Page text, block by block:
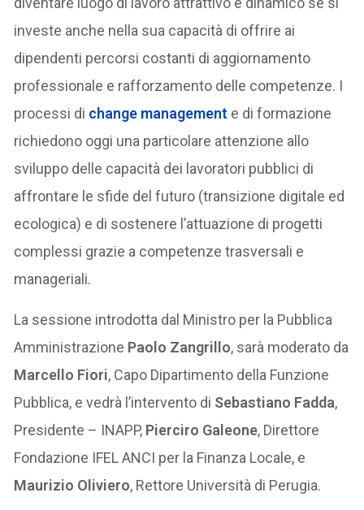
investe anche nella sua capacità di offrire ai
dipendenti percorsi costanti di aggiornamento
professionale e rafforzamento delle competenze. I
processi di change management e di formazione
richiedono oggi una particolare attenzione allo
sviluppo delle capacità dei lavoratori pubblici di
affrontare le sfide del futuro (transizione digitale ed
ecologica) e di sostenere l’attuazione di progetti
complessi grazie a competenze trasversali e
manageriali.
La sessione introdotta dal Ministro per la Pubblica
Amministrazione Paolo Zangrillo, sarà moderato da
Marcello Fiori, Capo Dipartimento della Funzione
Pubblica, e vedrà l’intervento di Sebastiano Fadda,
Presidente – INAPP, Pierciro Galeone, Direttore
Fondazione IFEL ANCI per la Finanza Locale, e
Maurizio Oliviero, Rettore Università di Perugia.